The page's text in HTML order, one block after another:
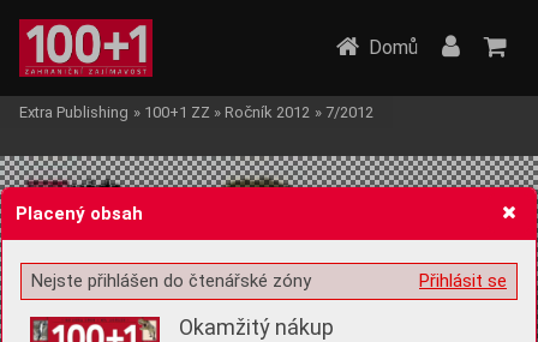
Žádost o souhlas s ukládáním volitelných informací
Domů
Extra Publishing » 100+1 ZZ » Ročník 2012 » 7/2012
Placený obsah
Přihlásit se
Nejste přihlášen do čtenářské zóny
Okamžitý nákup